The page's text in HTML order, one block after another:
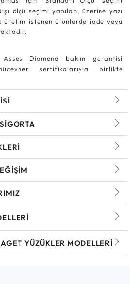
ölçü seçimi yapılan, üzerine yazı
üretim istenen ürünlerde iade veya
Assos Diamond bakım garantisi
sertifikalarıyla birlikte
YÜZÜKLER MODELLERI